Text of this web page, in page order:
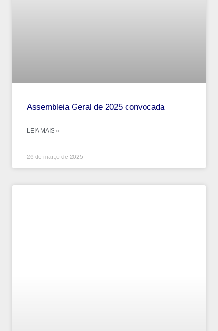
Assembleia Geral de 2025 convocada
LEIA MAIS »
26 de março de 2025